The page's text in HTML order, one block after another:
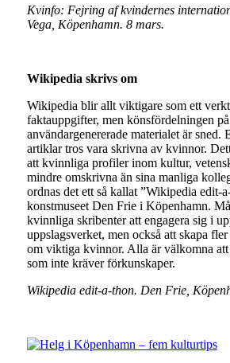
Kvinfo: Fejring af kvindernes
Vega, Köpenhamn. 8 mars.
Wikipedia skrivs om
Wikipedia blir allt viktigare som ett
faktauppgifter, men könsfördelningen
användargenererade materialet är sned.
artiklar tros vara skrivna av kvinnor.
att kvinnliga profiler inom kultur,
mindre omskrivna än sina manliga
ordnas det ett så kallat ”Wikipedia edit-
konstmuseet Den Frie i Köpenhamn.
kvinnliga skribenter att engagera sig i
uppslagsverket, men också att skapa
om viktiga kvinnor. Alla är välkomna
som inte kräver förkunskaper.
Wikipedia edit-a-thon. Den Frie,